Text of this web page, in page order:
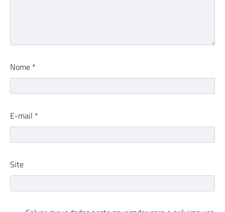
Nome *
E-mail *
Site